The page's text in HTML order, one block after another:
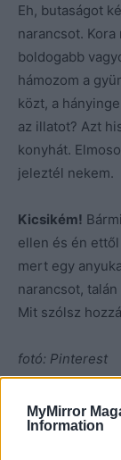
MyMirror
Information
Eh, butaságot
narancsot.
boldogabb
hámozom a
közt, a
az illatot? Azt
konyhát.
jeleztél nekem.
Kicsikém!
ellen és én
mert egy
narancsot,
Mit szólsz
fotó: Pinterest